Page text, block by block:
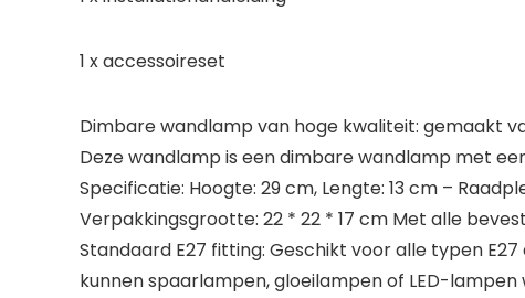
1 x accessoireset
Dimbare wandlamp van hoge kwaliteit: gemaakt
Deze wandlamp is een dimbare wandlamp met
Specificatie: Hoogte: 29 cm, Lengte: 13 cm –
Verpakkingsgrootte: 22 * ​​22 * ​​17 cm Met alle
Standaard E27 fitting: Geschikt voor alle typen
kunnen spaarlampen, gloeilampen of LED-